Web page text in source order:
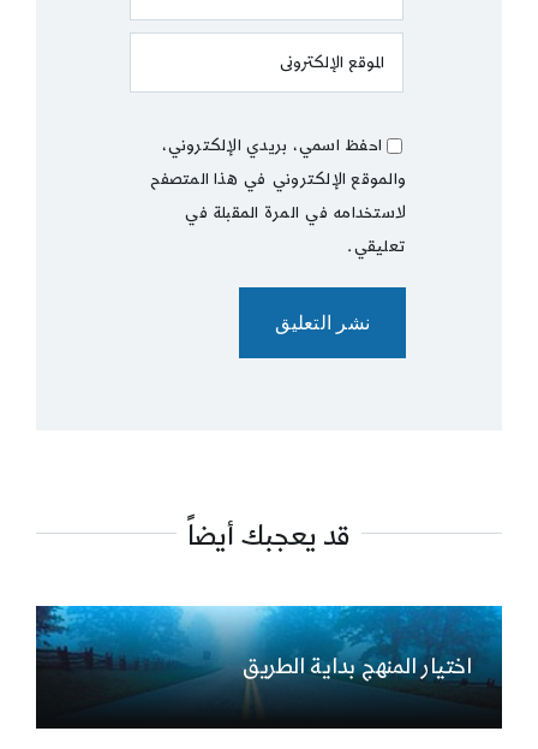
احفظ اسمي، بريدي الإلكتروني،
والموقع الإلكتروني في هذا المتصفح
لاستخدامه في المرة المقبلة في
تعليقي.
قد يعجبك أيضاً
اختيار المنهج بداية الطريق